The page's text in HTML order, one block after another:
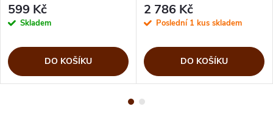
599 Kč
Skladem
DO KOŠÍKU
2 786 Kč
Poslední 1 kus skladem
DO KOŠÍKU